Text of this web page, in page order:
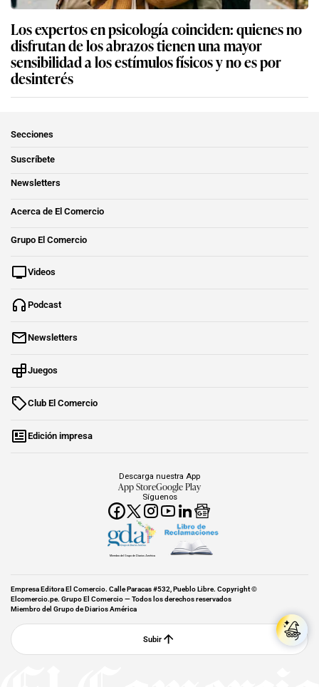
Los expertos en psicología coinciden: quienes no
disfrutan de los abrazos tienen una mayor
sensibilidad a los estímulos físicos y no es por
desinterés
Secciones
Suscríbete
Newsletters
Acerca de El Comercio
Grupo El Comercio
Videos
Podcast
Newsletters
Juegos
Club El Comercio
Edición impresa
Síguenos
Descarga nuestra App
App StoreGoogle Play
Miembro del Grupo de Diarios América
Empresa Editora El Comercio. Calle Paracas #532, Pueblo Libre. Copyright ©
Elcomercio.pe. Grupo El Comercio — Todos los derechos reservados
Miembro del Grupo de Diarios América
Subir